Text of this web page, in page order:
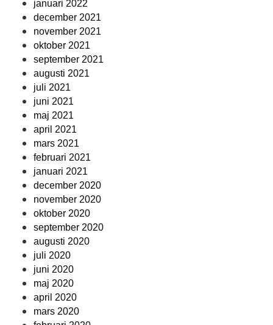
januari 2022
december 2021
november 2021
oktober 2021
september 2021
augusti 2021
juli 2021
juni 2021
maj 2021
april 2021
mars 2021
februari 2021
januari 2021
december 2020
november 2020
oktober 2020
september 2020
augusti 2020
juli 2020
juni 2020
maj 2020
april 2020
mars 2020